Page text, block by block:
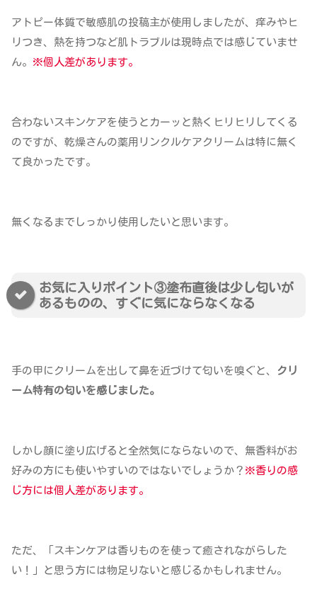
アトピー体質で敏感肌の投稿主が使用しましたが、痒みやヒ
リつき、熱を持つなど肌トラブルは現時点では感じていませ
ん。 ※個人差があります。
合わないスキンケアを使うとカーッと熱くヒリヒリしてくる
のですが、乾燥さんの薬用リンクルケアクリームは特に無く
て良かったです。
無くなるまでしっかり使用したいと思います。
お気に入りポイント③塗布直後は少し匂いが
あるものの、すぐに気にならなくなる
手の甲にクリームを出して鼻を近づけて匂いを嗅ぐと、
クリ
ーム特有の匂いを感じました。
しかし顔に塗り広げると全然気にならないので、無香料がお
好みの方にも使いやすいのではないでしょうか？ ※香りの感
じ方には個人差があります。
ただ、「スキンケアは香りものを使って癒されながらした
い！」と思う方には物足りないと感じるかもしれません。